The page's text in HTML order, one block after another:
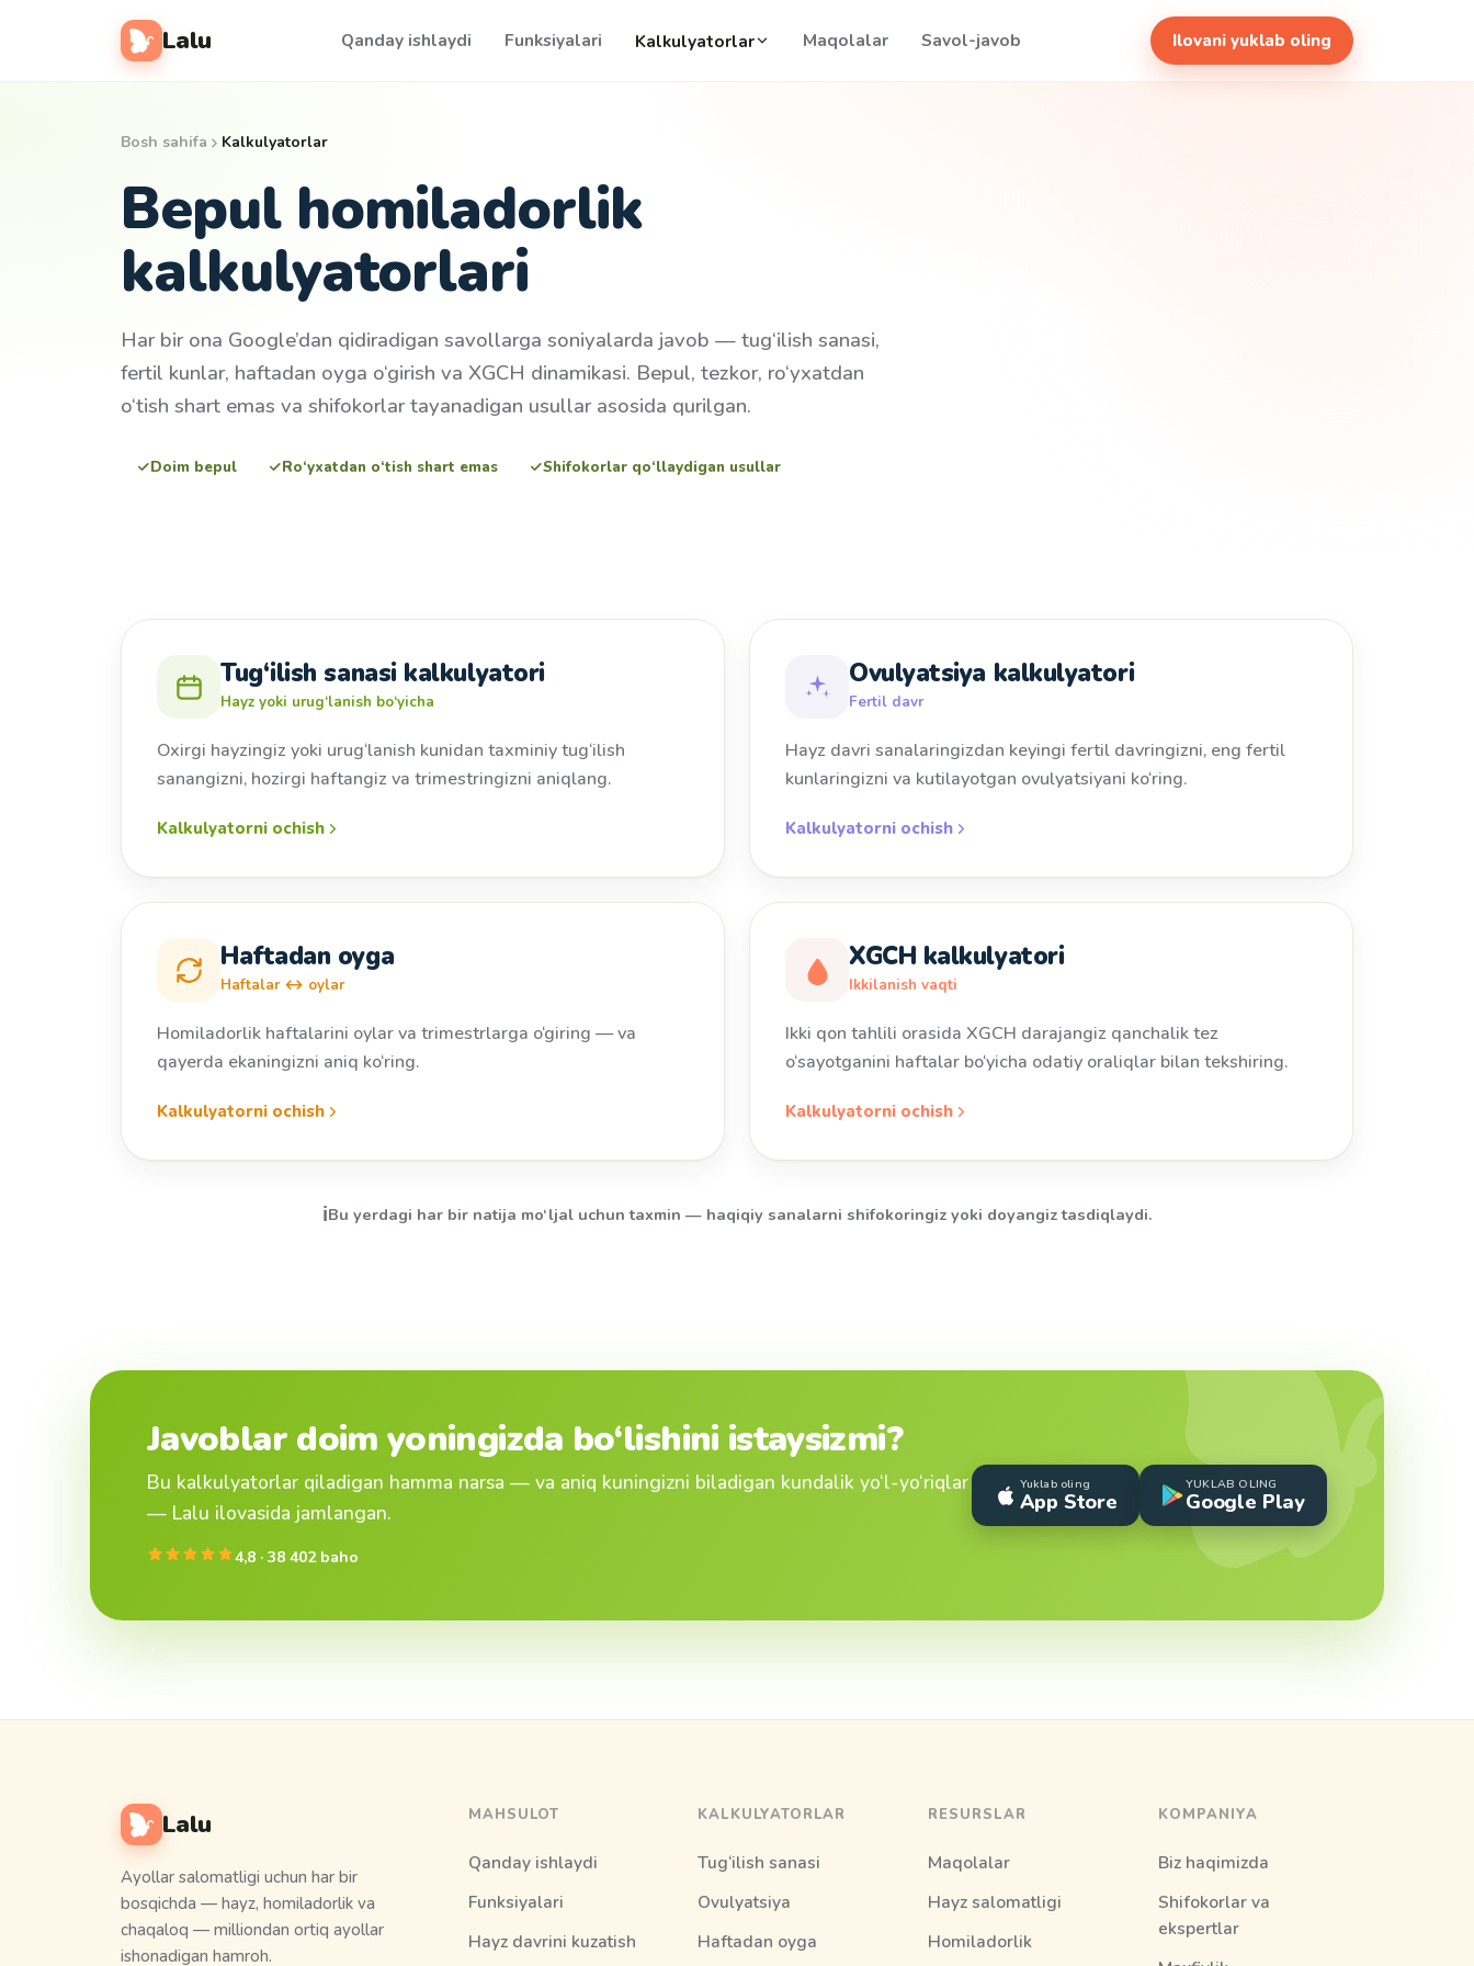
Lalu Qanday ishlaydi Funksiyalari Kalkulyatorlar Maqolalar Savol-javob Ilovani yuklab oling
Bosh sahifa Kalkulyatorlar
Bepul homiladorlik
kalkulyatorlari
Har bir ona Google’dan qidiradigan savollarga soniyalarda javob — tug‘ilish sanasi,
fertil kunlar, haftadan oyga o‘girish va XGCH dinamikasi. Bepul, tezkor, ro‘yxatdan
o‘tish shart emas va shifokorlar tayanadigan usullar asosida qurilgan.
Doim bepul Ro‘yxatdan o‘tish shart emas Shifokorlar qo‘llaydigan usullar
Tug‘ilish sanasi kalkulyatori
Hayz yoki urug‘lanish bo‘yicha
Oxirgi hayzingiz yoki urug‘lanish kunidan taxminiy tug‘ilish
sanangizni, hozirgi haftangiz va trimestringizni aniqlang.
Kalkulyatorni ochish
Ovulyatsiya kalkulyatori
Fertil davr
Hayz davri sanalaringizdan keyingi fertil davringizni, eng fertil
kunlaringizni va kutilayotgan ovulyatsiyani ko‘ring.
Kalkulyatorni ochish
Haftadan oyga
Haftalar ↔ oylar
Homiladorlik haftalarini oylar va trimestrlarga o‘giring — va
qayerda ekaningizni aniq ko‘ring.
Kalkulyatorni ochish
XGCH kalkulyatori
Ikkilanish vaqti
Ikki qon tahlili orasida XGCH darajangiz qanchalik tez
o‘sayotganini haftalar bo‘yicha odatiy oraliqlar bilan tekshiring.
Kalkulyatorni ochish
ℹ️Bu yerdagi har bir natija mo‘ljal uchun taxmin — haqiqiy sanalarni shifokoringiz yoki doyangiz tasdiqlaydi.
Javoblar doim yoningizda bo‘lishini istaysizmi?
Bu kalkulyatorlar qiladigan hamma narsa — va aniq kuningizni biladigan kundalik yo‘l-yo‘riqlar
— Lalu ilovasida jamlangan.
4,8 · 38 402 baho
Yuklab oling
App Store
YUKLAB OLING
Google Play
Lalu
Ayollar salomatligi uchun har bir
bosqichda — hayz, homiladorlik va
chaqaloq — milliondan ortiq ayollar
ishonadigan hamroh.
MAHSULOT
Qanday ishlaydi
Funksiyalari
Hayz davrini kuzatish
KALKULYATORLAR
Tug‘ilish sanasi
Ovulyatsiya
Haftadan oyga
RESURSLAR
Maqolalar
Hayz salomatligi
Homiladorlik
KOMPANIYA
Biz haqimizda
Shifokorlar va
ekspertlar